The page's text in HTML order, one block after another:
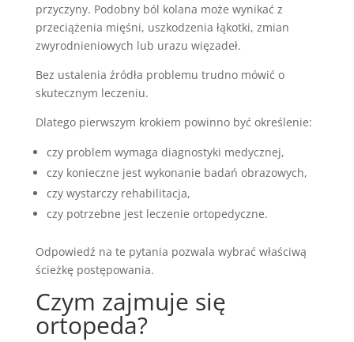
przyczyny. Podobny ból kolana może wynikać z
przeciążenia mięśni, uszkodzenia łąkotki, zmian
zwyrodnieniowych lub urazu więzadeł.
Bez ustalenia źródła problemu trudno mówić o
skutecznym leczeniu.
Dlatego pierwszym krokiem powinno być określenie:
czy problem wymaga diagnostyki medycznej,
czy konieczne jest wykonanie badań obrazowych,
czy wystarczy rehabilitacja,
czy potrzebne jest leczenie ortopedyczne.
Odpowiedź na te pytania pozwala wybrać właściwą
ścieżkę postępowania.
Czym zajmuje się
ortopeda?